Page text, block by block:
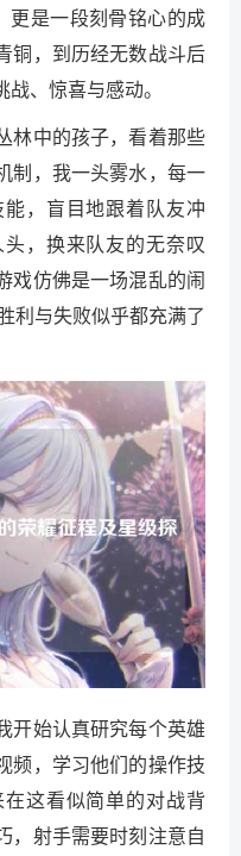
更是一段刻骨铭心的成
铜，到历经无数战斗后
、惊喜与感动。
林中的孩子，看着那些
制，我一头雾水，每一
，盲目地跟着队友冲
，换来队友的无奈叹
戏仿佛是一场混乱的闹
利与失败似乎都充满了
开始认真研究每个英雄
频，学习他们的操作技
这看似简单的对战背
，射手需要时刻注意自